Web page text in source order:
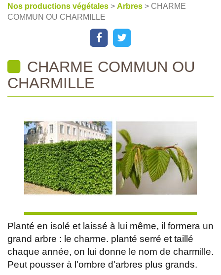
Nos productions végétales > Arbres > CHARME
COMMUN OU CHARMILLE
CHARME COMMUN OU
CHARMILLE
Planté en isolé et laissé à lui même, il formera un
grand arbre : le charme. planté serré et taillé
chaque année, on lui donne le nom de charmille.
Peut pousser à l'ombre d'arbres plus grands.